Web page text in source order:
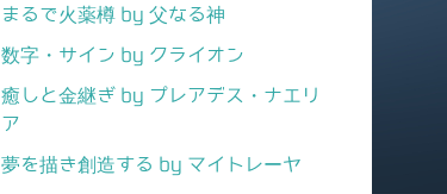
まるで火薬樽 by 父なる神
数字・サイン by クライオン
癒しと金継ぎ by プレアデス・ナエリ
ア
夢を描き創造する by マイトレーヤ